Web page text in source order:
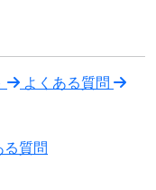
よくある質問
る質問